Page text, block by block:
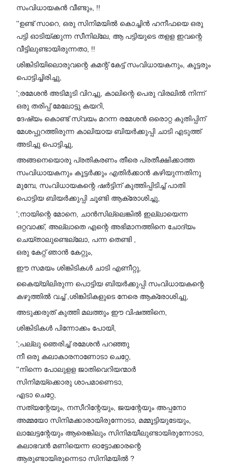
സംവിധായകൻ വീണ്ടും, !!
''ഉണ്ട് സാറെ, ഒരു സിനിമയിൽ കൊച്ചിൻ ഹനീഫയെ ഒരു
പട്ടി ഓടിയ്ക്കുന്ന സീനില്ലേ, ആ പട്ടിയുടെ തളള ഇവന്റെ
വീട്ടിലുണ്ടായിരുന്നതാ, !!
ശിങ്കിടിയിലൊരുവന്റെ കമന്റ് കേട്ട് സംവിധായകനും, കൂട്ടരും
പൊട്ടിച്ചിരിച്ചു,
';രമേശൻ അടിമുടി വിറച്ചു, കാലിന്റെ പെരു വിരലിൽ നിന്ന്
ഒരു തരിപ്പ് മേലോട്ടു കയറി,
ദേഷ്യം കൊണ്ട് സ്വയം മറന്ന രമേശൻ ഒരൊറ്റ കുതിപ്പിന്
മേശപ്പുറത്തിരുന്ന കാലിയായ ബിയർക്കുപ്പി ചാടി എടുത്ത്
അടിച്ചു പൊട്ടിച്ചു,
അങ്ങനെയൊരു പ്രതികരണം തീരെ പ്രതീക്ഷിക്കാത്ത
സംവിധായകനും കൂട്ടർക്കും എതിർക്കാൻ കഴിയുന്നതിനു
മുമ്പേ, സംവിധായകന്റെ ഷർട്ടിന് കുത്തിപ്പിടിച്ച് പാതി
പൊട്ടിയ ബിയർക്കുപ്പി ചൂണ്ടി ആക്രോശിച്ചു,
';നായിന്റെ മോനെ, ചാൻസില്ലെങ്കിൽ ഇല്ലായെന്ന
ഒറ്റവാക്ക്, അല്ലാതെ എന്റെ അഭിമാനത്തിനെ ചോദ്യം
ചെയ്താലുണ്ടെല്ലോ, പന്ന തെണ്ടി ,
ഒരു കേറ്റ് ഞാൻ കേറ്റും,
ഈ സമയം ശിങ്കിടികൾ ചാടി എണീറ്റു,
കൈയ്യിലിരുന്ന പൊട്ടിയ ബിയർക്കുപ്പി സംവിധായകന്റെ
കഴുത്തിൽ വച്ച് ,ശിങ്കിടികളുടെ നേരെ ആക്രോശിച്ചു,
അടുക്കരുത് കുത്തി മലത്തും ഈ വിഷത്തിനെ,
ശിങ്കിടികൾ പിന്നോക്കം പോയി,
';പല്ലു ഞെരിച്ച് രമേശൻ പറഞ്ഞു
നീ ഒരു കലാകാരനാണോടാ ചെറ്റേ,
''നിന്നെ പോലുളള ജാതിവെറിയന്മാർ
സിനിമയ്ക്കൊരു ശാപമാണെടാ,
എടാ ചെറ്റേ,
സത്യന്റേയും, നസീറിന്റേയും, ജയന്റേയും അപ്പനോ
അമ്മയോ സിനിമക്കാരായിരുന്നോടാ, മമ്മൂട്ടിയുടേയും,
ലാലേട്ടന്റേയും ആരെങ്കിലും സിനിമയീലുണ്ടായിരുന്നോടാ,
കലാഭവൻ മണിയെന്ന ഓട്ടോക്കാരന്റെ
ആരുണ്ടായിരുന്നെടാ സിനിമയിൽ ?